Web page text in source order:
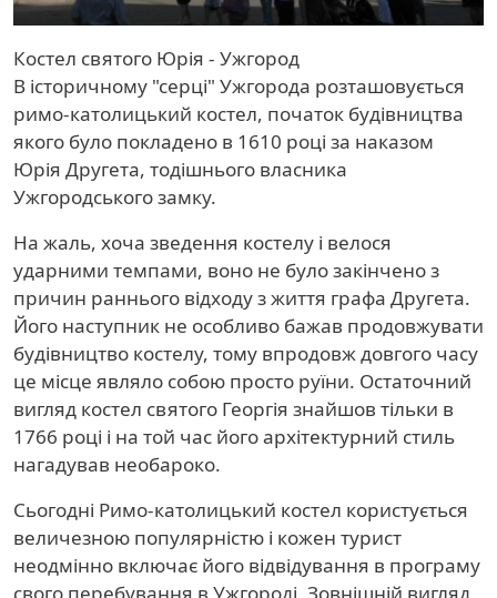
Костел святого Юрія - Ужгород
В історичному "серці" Ужгорода розташовується
римо-католицький костел, початок будівництва
якого було покладено в 1610 році за наказом
Юрія Другета, тодішнього власника
Ужгородського замку.
На жаль, хоча зведення костелу і велося
ударними темпами, воно не було закінчено з
причин раннього відходу з життя графа Другета.
Його наступник не особливо бажав продовжувати
будівництво костелу, тому впродовж довгого часу
це місце являло собою просто руїни. Остаточний
вигляд костел святого Георгія знайшов тільки в
1766 році і на той час його архітектурний стиль
нагадував необароко.
Сьогодні Римо-католицький костел користується
величезною популярністю і кожен турист
неодмінно включає його відвідування в програму
свого перебування в Ужгороді. Зовнішній вигляд